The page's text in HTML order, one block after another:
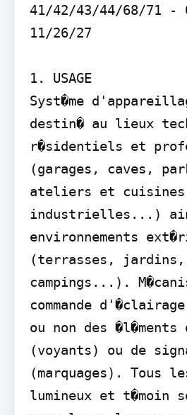
41/42/43/44/68/71 -
11/26/27
1. USAGE
Syst�me
destin� au lieux
r�sidentiels et
(garages, caves,
ateliers et cuisines
industrielles...)
environnements
(terrasses, jardins,
campings...).
commande
ou non des �l�ments
(voyants) ou de
(marquages). Tous
lumineux et t�moin